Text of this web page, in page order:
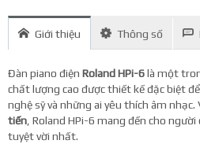
Giới thiệu Thông số
Đàn piano điện Roland HPi-6là một
chất lượng cao được thiết kế đặc biệt
nghệ sỹ và những ai yêu thích âm nhạc.
tiến, Roland HPi-6 mang đến cho
tuyệt vời nhất.